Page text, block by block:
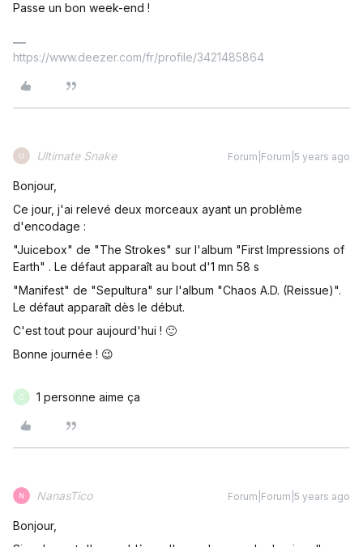
Passe un bon week-end !
https://www.deezer.com/fr/profile/3421485864
Ultimate Snake Forum|Forum|5 years ago
Bonjour,
Ce jour, j'ai relevé deux morceaux ayant un problème
d'encodage :
"Juicebox" de "The Strokes" sur l'album "First Impressions of
Earth" . Le défaut apparaît au bout d'1 mn 58 s
"Manifest" de "Sepultura" sur l'album "Chaos A.D. (Reissue)".
Le défaut apparaît dès le début.
C'est tout pour aujourd'hui ! 🙂
Bonne journée ! 😉
C 1 personne aime ça
N NanasTico Forum|Forum|5 years ago
Bonjour,